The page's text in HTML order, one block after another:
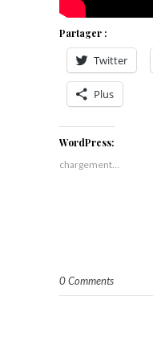
Partager :
Twitter
Plus
WordPress:
chargement…
0 Comments